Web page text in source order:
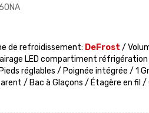
de refroidissement: DeFrost /
LED compartiment
réglables / Poignée intégrée / 1
/ Bac à Glaçons / Étagère en fil /